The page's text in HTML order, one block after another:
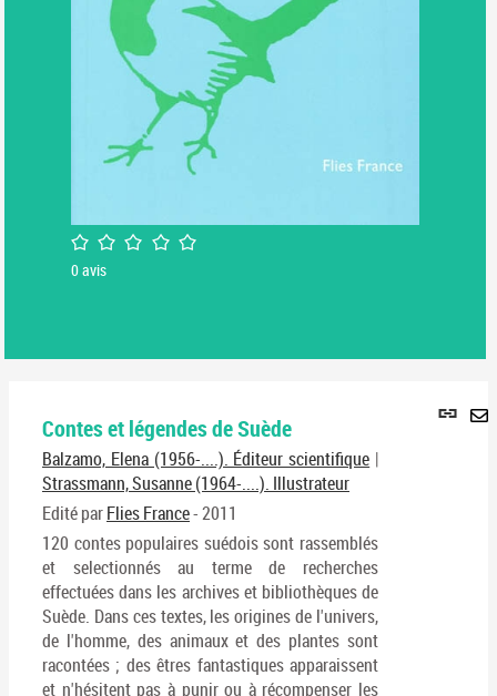
/5
0avis
Lien
Contes et légendes de Suède
Balzamo, Elena (1956-....). Éditeur scientifique |
Strassmann, Susanne (1964-....). Illustrateur
Edité parFlies France- 2011
120 contes populaires suédois sont rassemblés
et selectionnés au terme de recherches
effectuées dans les archives et bibliothèques de
Suède. Dans ces textes, les origines de l'univers,
de l'homme, des animaux et des plantes sont
racontées ; des êtres fantastiques apparaissent
et n'hésitent pas à punir ou à récompenser les